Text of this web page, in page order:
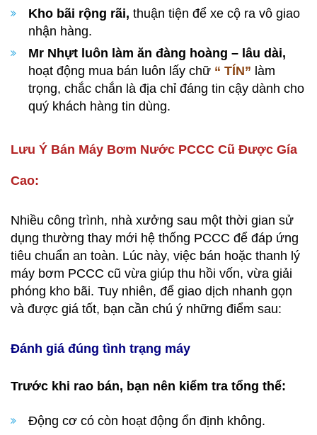
Kho bãi rộng rãi, thuận tiện để xe cộ ra vô giao
nhận hàng.
Mr Nhựt luôn làm ăn đàng hoàng – lâu dài,
hoạt động mua bán luôn lấy chữ “ TÍN” làm
trọng, chắc chắn là địa chỉ đáng tin cậy dành cho
quý khách hàng tin dùng.
Lưu Ý Bán Máy Bơm Nước PCCC Cũ Được Gía
Cao:
Nhiều công trình, nhà xưởng sau một thời gian sử
dụng thường thay mới hệ thống PCCC để đáp ứng
tiêu chuẩn an toàn. Lúc này, việc bán hoặc thanh lý
máy bơm PCCC cũ vừa giúp thu hồi vốn, vừa giải
phóng kho bãi. Tuy nhiên, để giao dịch nhanh gọn
và được giá tốt, bạn cần chú ý những điểm sau:
Đánh giá đúng tình trạng máy
Trước khi rao bán, bạn nên kiểm tra tổng thể:
Động cơ có còn hoạt động ổn định không.